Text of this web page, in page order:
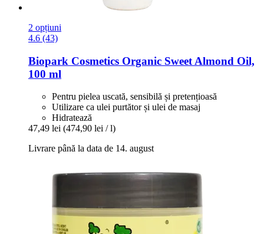
2 opțiuni
4.6 (43)
Biopark Cosmetics Organic Sweet Almond Oil,
100 ml
Pentru pielea uscată, sensibilă și pretențioasă
Utilizare ca ulei purtător și ulei de masaj
Hidratează
47,49 lei (474,90 lei / l)
Livrare până la data de 14. august